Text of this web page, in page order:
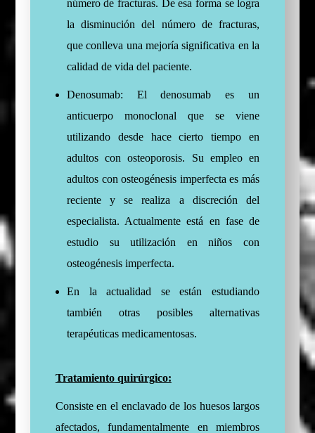
número de fracturas. De esa forma se logra
la disminución del número de fracturas,
que conlleva una mejoría significativa en la
calidad de vida del paciente.
Denosumab: El denosumab es un
anticuerpo monoclonal que se viene
utilizando desde hace cierto tiempo en
adultos con osteoporosis. Su empleo en
adultos con osteogénesis imperfecta es más
reciente y se realiza a discreción del
especialista. Actualmente está en fase de
estudio su utilización en niños con
osteogénesis imperfecta.
En la actualidad se están estudiando
también otras posibles alternativas
terapéuticas medicamentosas.
Tratamiento quirúrgico:
Consiste en el enclavado de los huesos largos
afectados, fundamentalmente en miembros